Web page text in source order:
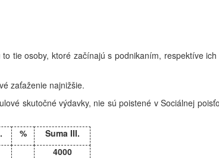
tie osoby, ktoré začínajú s podnikaním, respektíve
zaťaženie najnižšie.
skutočné výdavky, nie sú poistené v Sociálnej
%
Suma III.
4000